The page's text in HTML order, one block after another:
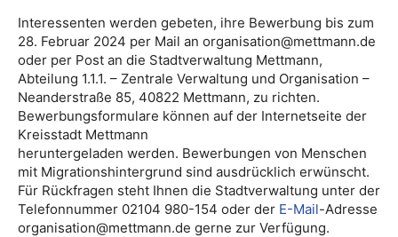
Interessenten werden gebeten, ihre Bewerbung bis zum
28. Februar 2024 per Mail an organisation@mettmann.de
oder per Post an die Stadtverwaltung Mettmann,
Abteilung 1.1.1. – Zentrale Verwaltung und Organisation –
Neanderstraße 85, 40822 Mettmann, zu richten.
Bewerbungsformulare können auf der Internetseite der
Kreisstadt Mettmann
heruntergeladen werden. Bewerbungen von Menschen
mit Migrationshintergrund sind ausdrücklich erwünscht.
Für Rückfragen steht Ihnen die Stadtverwaltung unter der
Telefonnummer 02104 980-154 oder der E-Mail-Adresse
organisation@mettmann.de gerne zur Verfügung.